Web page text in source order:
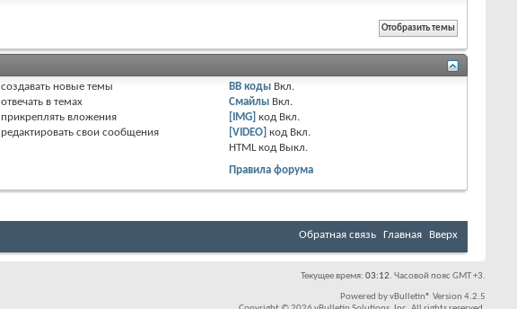
создавать новые темы
отвечать в темах
прикреплять вложения
редактировать свои сообщения
BB коды Вкл.
Смайлы Вкл.
[IMG] код Вкл.
[VIDEO] код Вкл.
HTML код Выкл.
Правила форума
Обратная связь Главная Вверх
Текущее время: 03:12. Часовой пояс GMT +3.
Powered byvBulletin® Version 4.2.5